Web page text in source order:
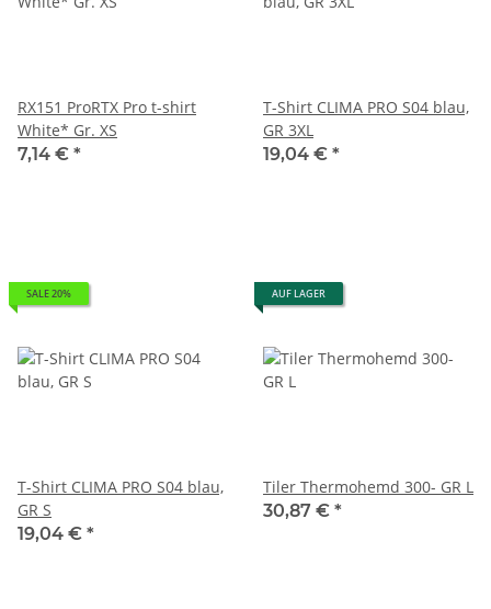
RX151 ProRTX Pro t-shirt
White* Gr. XS
7,14 € *
T-Shirt CLIMA PRO S04 blau,
GR 3XL
19,04 € *
SALE 20%
T-Shirt CLIMA PRO S04 blau,
GR S
19,04 € *
AUF LAGER
Tiler Thermohemd 300- GR L
30,87 € *